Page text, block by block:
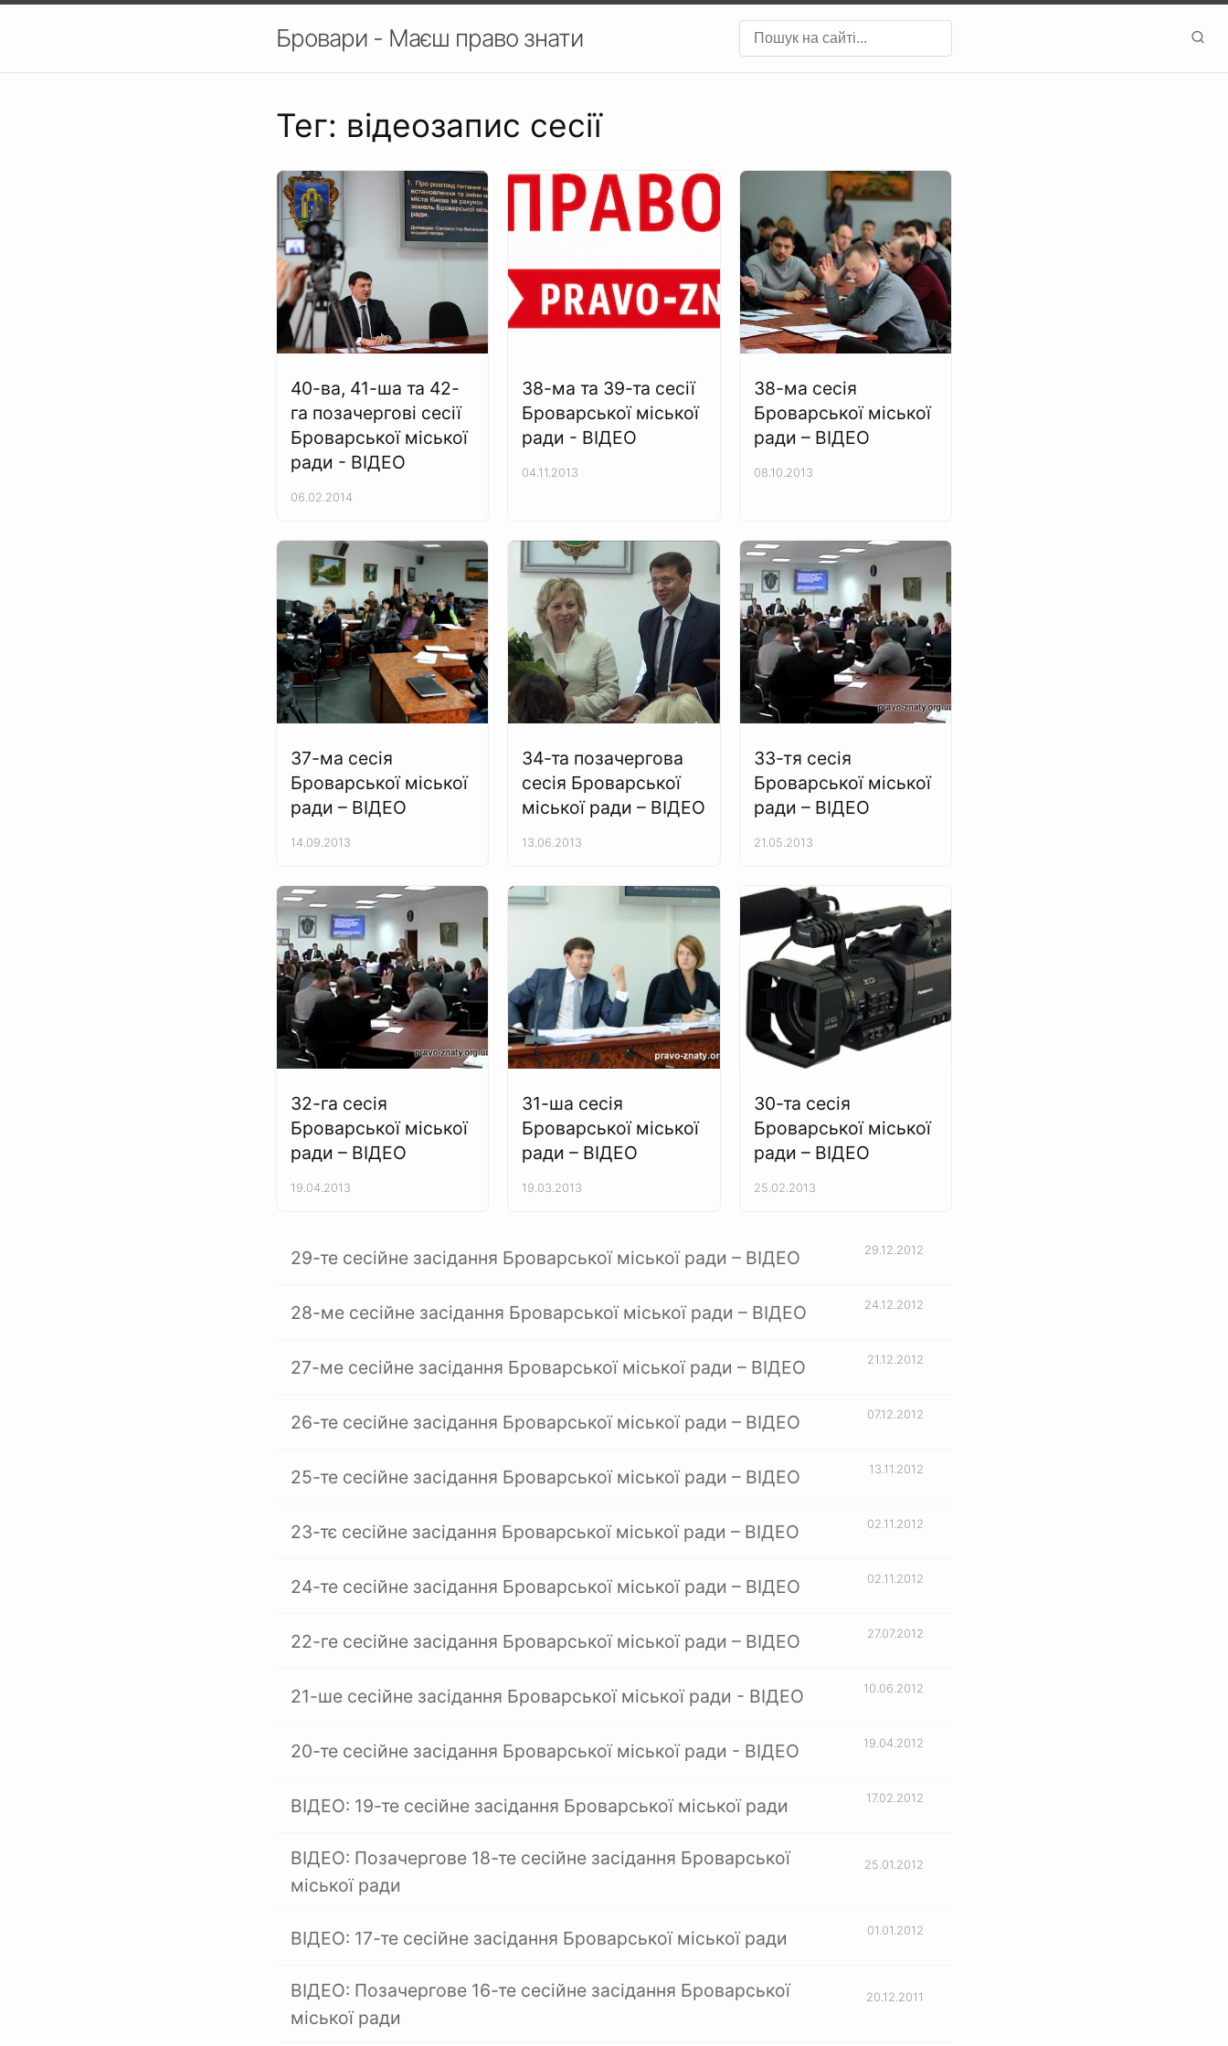
Бровари - Маєш право знати
Тег: відеозапис сесії
40-ва, 41-ша та 42-
га позачергові сесії
Броварської міської
ради - ВІДЕО
06.02.2014
38-ма та 39-та сесії
Броварської міської
ради - ВІДЕО
04.11.2013
38-ма сесія
Броварської міської
ради – ВІДЕО
08.10.2013
37-ма сесія
Броварської міської
ради – ВІДЕО
14.09.2013
34-та позачергова
сесія Броварської
міської ради – ВІДЕО
13.06.2013
33-тя сесія
Броварської міської
ради – ВІДЕО
21.05.2013
32-га сесія
Броварської міської
ради – ВІДЕО
19.04.2013
31-ша сесія
Броварської міської
ради – ВІДЕО
19.03.2013
30-та сесія
Броварської міської
ради – ВІДЕО
25.02.2013
29-те сесійне засідання Броварської міської ради – ВІДЕО 29.12.2012
28-ме сесійне засідання Броварської міської ради – ВІДЕО 24.12.2012
27-ме сесійне засідання Броварської міської ради – ВІДЕО 21.12.2012
26-те сесійне засідання Броварської міської ради – ВІДЕО 07.12.2012
25-те сесійне засідання Броварської міської ради – ВІДЕО 13.11.2012
23-тє сесійне засідання Броварської міської ради – ВІДЕО 02.11.2012
24-те сесійне засідання Броварської міської ради – ВІДЕО 02.11.2012
22-ге сесійне засідання Броварської міської ради – ВІДЕО 27.07.2012
21-ше сесійне засідання Броварської міської ради - ВІДЕО 10.06.2012
20-те сесійне засідання Броварської міської ради - ВІДЕО 19.04.2012
ВІДЕО: 19-те сесійне засідання Броварської міської ради 17.02.2012
ВІДЕО: Позачергове 18-те сесійне засідання Броварської
міської ради
25.01.2012
ВІДЕО: 17-те сесійне засідання Броварської міської ради 01.01.2012
ВІДЕО: Позачергове 16-те сесійне засідання Броварської
міської ради
20.12.2011